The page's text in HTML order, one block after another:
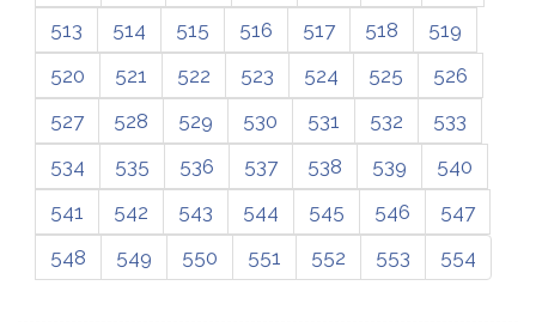
513 514 515 516 517 518
519
520
521 522 523 524 525
526
527
528 529 530 531 532
533
534
535 536 537 538 539
540
541
542 543 544 545 546
547
548
549 550 551 552 553 554